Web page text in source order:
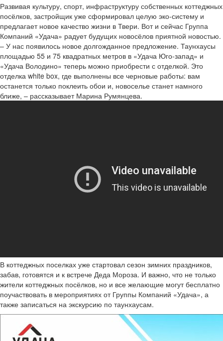
Развивая культуру, спорт, инфраструктуру собственных коттеджных
посёлков, застройщик уже сформировал целую эко-систему и
предлагает новое качество жизни в Твери. Вот и сейчас Группа
Компаний «Удача» радует будущих новосёлов приятной новостью.
– У нас появилось новое долгожданное предложение. Таунхаусы
площадью 55 и 75 квадратных метров в «Удача Юго-запад» и
«Удача Володино» теперь можно приобрести с отделкой. Это
отделка white box, где выполнены все черновые работы: вам
останется только поклеить обои и, новоселье станет намного
ближе, – рассказывает Марина Румянцева.
В коттеджных поселках уже стартовал сезон зимних праздников,
забав, готовятся и к встрече Деда Мороза. И важно, что не только
жители коттеджных посёлков, но и все желающие могут бесплатно
поучаствовать в мероприятиях от Группы Компаний «Удача», а
также записаться на экскурсию по таунхаусам.